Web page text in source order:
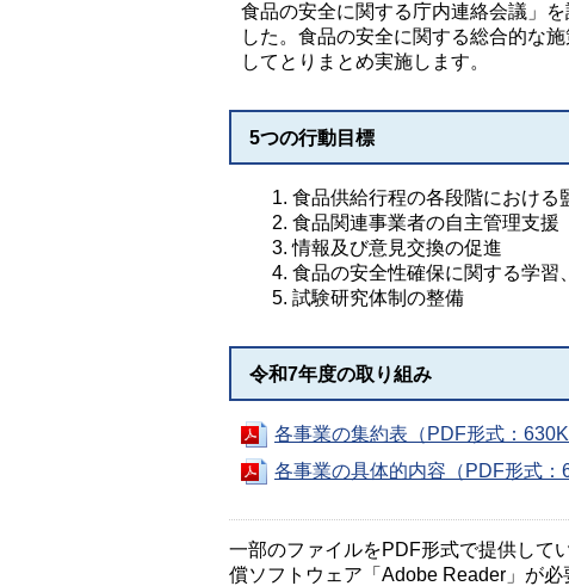
食品の安全に関する庁内連絡会議」
した。食品の安全に関する総合的な
してとりまとめ実施します。
5つの行動目標
食品供給行程の各段階における
食品関連事業者の自主管理支援
情報及び意見交換の促進
食品の安全性確保に関する学習
試験研究体制の整備
令和7年度の取り組み
各事業の集約表（PDF形式：
各事業の具体的内容（PDF形式：
一部のファイルをPDF形式で提供して
償ソフトウェア「Adobe Reader」が